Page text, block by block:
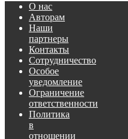
О нас
Авторам
Наши
партнеры
Контакты
Сотрудничество
Особое
уведомление
Ограничение
ответственности
Политика
в
отношении